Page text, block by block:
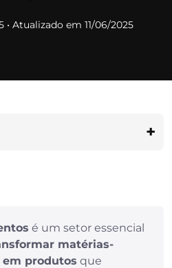
• Atualizado em 11/06/2025
é um setor essencial
matérias-
produtos que